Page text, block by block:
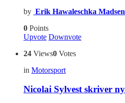
by Erik Hawaleschka Madsen
0 Points
Upvote Downvote
24 Views0 Votes
in Motorsport
Nicolai Sylvest skriver